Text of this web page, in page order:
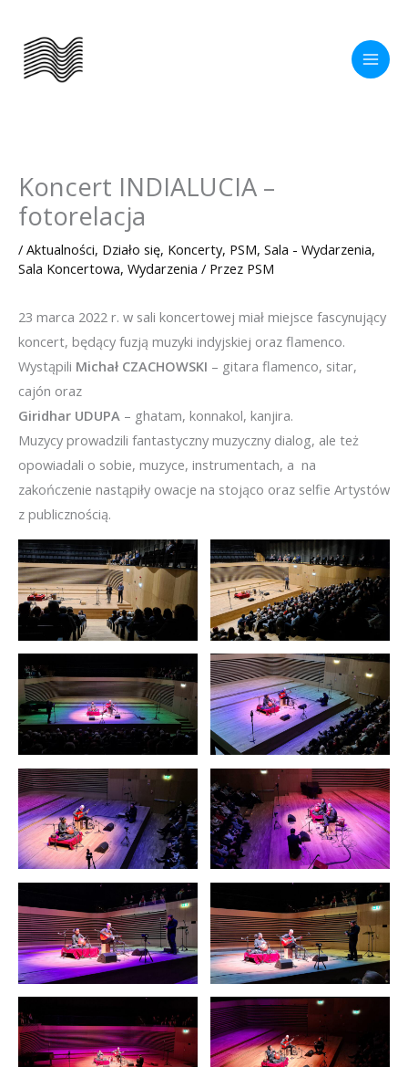
treści
Koncert INDIALUCIA –
fotorelacja
/ Aktualności, Działo się, Koncerty, PSM, Sala - Wydarzenia,
Sala Koncertowa, Wydarzenia / Przez PSM
23 marca 2022 r. w sali koncertowej miał miejsce fascynujący
koncert, będący fuzją muzyki indyjskiej oraz flamenco.
Wystąpili Michał CZACHOWSKI – gitara flamenco, sitar,
cajón oraz
Giridhar UDUPA – ghatam, konnakol, kanjira.
Muzycy prowadzili fantastyczny muzyczny dialog, ale też
opowiadali o sobie, muzyce, instrumentach, a na
zakończenie nastąpiły owacje na stojąco oraz selfie Artystów
z publicznością.